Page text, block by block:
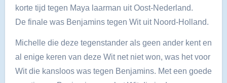
korte tijd tegen Maya laarman uit Oost-Nederland.
De finale was Benjamins tegen Wit uit Noord-Holland.
Michelle die deze tegenstander als geen ander kent en
al enige keren van deze Wit net niet won, was het voor
Wit die kansloos was tegen Benjamins. Met een goede